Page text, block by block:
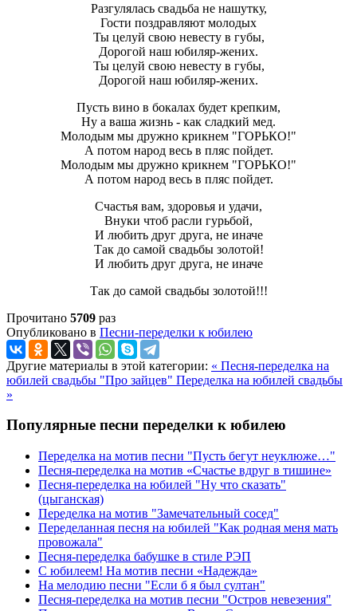
Разгулялась свадьба не нашутку,
Гости поздравляют молодых
Ты целуй свою невесту в губы,
Дорогой наш юбиляр-жених.
Ты целуй свою невесту в губы,
Дорогой наш юбиляр-жених.
Пусть вино в бокалах будет крепким,
Ну а ваша жизнь - как сладкий мед.
Молодым мы дружно крикнем "ГОРЬКО!"
А потом народ весь в пляс пойдет.
Молодым мы дружно крикнем "ГОРЬКО!"
А потом народ весь в пляс пойдет.
Счастья вам, здоровья и удачи,
Внуки чтоб расли гурьбой,
И любить друг друга, не иначе
Так до самой свадьбы золотой!
И любить друг друга, не иначе
Так до самой свадьбы золотой!!!
Прочитано 5709 раз
Опубликовано в Песни-переделки к юбилею
Другие материалы в этой категории: « Песня-переделка на
юбилей свадьбы "Про зайцев" Переделка на юбилей свадьбы
»
Популярные песни переделки к юбилею
Переделка на мотив песни "Пусть бегут неуклюже…"
Песня-переделка на мотив «Счастье вдруг в тишине»
Песня-переделка на юбилей "Ну что сказать"
(цыганская)
Переделка на мотив "Замечательный сосед"
Переделанная песня на юбилей "Как родная меня мать
провожала"
Песня-переделка бабушке в стиле РЭП
С юбилеем! На мотив песни «Надежда»
На мелодию песни "Если б я был султан"
Песня-переделка на мотив песни "Остров невезения"